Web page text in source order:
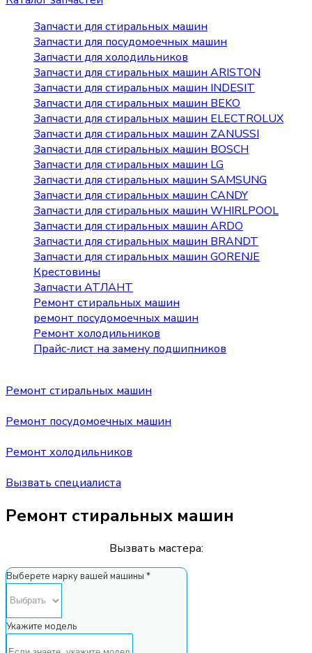
Запчасти для стиральных машин
Запчасти для посудомоечных машин
Запчасти для холодильников
Запчасти для стиральных машин ARISTON
Запчасти для стиральных машин INDESIT
Запчасти для стиральных машин BEKO
Запчасти для стиральных машин ELECTROLUX
Запчасти для стиральных машин ZANUSSI
Запчасти для стиральных машин BOSCH
Запчасти для стиральных машин LG
Запчасти для стиральных машин SAMSUNG
Запчасти для стиральных машин CANDY
Запчасти для стиральных машин WHIRLPOOL
Запчасти для стиральных машин ARDO
Запчасти для стиральных машин BRANDT
Запчасти для стиральных машин GORENJE
Крестовины
Запчасти АТЛАНТ
Ремонт стиральных машин
ремонт посудомоечных машин
Ремонт холодильников
Прайс-лист на замену подшипников
Ремонт стиральных машин
Ремонт посудомоечных машин
Ремонт холодильников
Вызвать специалиста
Ремонт стиральных машин
Вызвать мастера:
Выберете марку вашей машины *
Укажите модель